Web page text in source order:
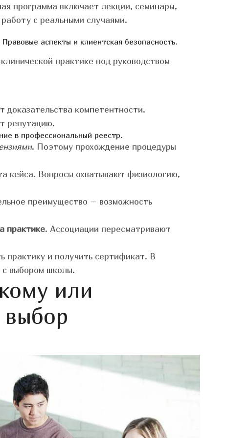
программа включает лекции, семинары,
с реальными случаями.
Правовые аспекты и клиентская безопасность.
практике под руководством
доказательства компетентности.
репутацию.
в профессиональный реестр.
. Поэтому прохождение процедуры
кейса. Вопросы охватывают физиологию,
преимущество – возможность
практике. Ассоциации пересматривают
практику и получить сертификат. В
с выбором школы.
или